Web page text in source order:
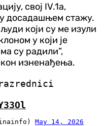
свој IV.1а,
досадашњем стажу.
који су ме изули
у који је
су радили”,
изненађења.
May 14, 2026